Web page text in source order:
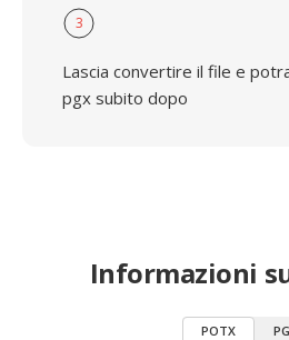
3
Lascia convertire il file e
pgx subito dopo
Informazioni
POTX